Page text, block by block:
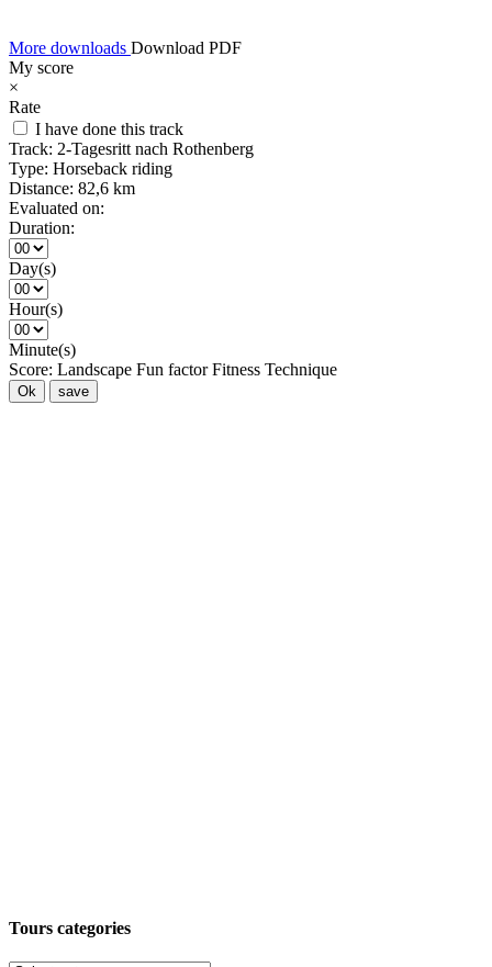
More downloads Download PDF
My score
×
Rate
I have done this track
Track: 2-Tagesritt nach Rothenberg
Type: Horseback riding
Distance: 82,6 km
Evaluated on:
Duration:
Day(s)
Hour(s)
Minute(s)
Score: Landscape Fun factor Fitness Technique
Ok save
Tours categories